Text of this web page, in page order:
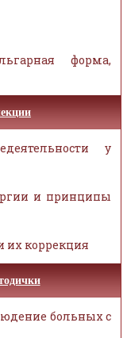
форма,
у
и принципы
их коррекция
больных с